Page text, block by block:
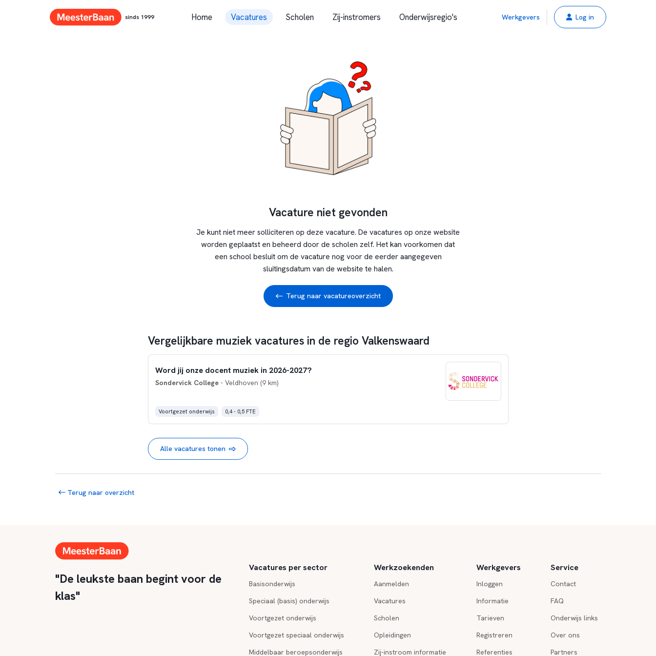
sinds 1999 Home Vacatures Scholen Zij-instromers Onderwijsregio's Werkgevers Log in
Vacature niet gevonden
Je kunt niet meer solliciteren op deze vacature. De vacatures op onze website
worden geplaatst en beheerd door de scholen zelf. Het kan voorkomen dat
een school besluit om de vacature nog voor de eerder aangegeven
sluitingsdatum van de website te halen.
Terug naar vacatureoverzicht
Vergelijkbare muziek vacatures in de regio Valkenswaard
Word jij onze docent muziek in 2026-2027?
Sondervick College- Veldhoven (9 km)
Voortgezet onderwijs 0,4 - 0,5 FTE
Alle vacatures tonen
Terug naar overzicht
"De leukste baan begint voor de
klas"
Vacatures per sector
Basisonderwijs
Speciaal (basis) onderwijs
Voortgezet onderwijs
Voortgezet speciaal onderwijs
Middelbaar beroepsonderwijs
Werkzoekenden
Aanmelden
Vacatures
Scholen
Opleidingen
Zij-instroom informatie
Werkgevers
Inloggen
Informatie
Tarieven
Registreren
Referenties
Service
Contact
FAQ
Onderwijs links
Over ons
Partners